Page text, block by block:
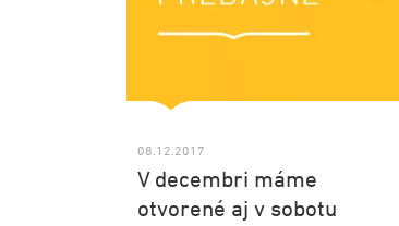
08.12.2017
V decembri máme
otvorené aj v sobotu